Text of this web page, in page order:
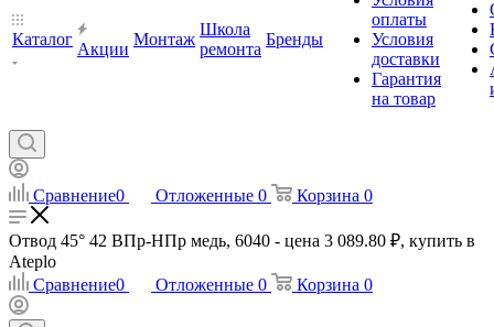
Каталог
Акции
Монтаж
Школа
ремонта
Бренды
оплаты
Условия
доставки
Гарантия
на товар
Сравнение0 Отложенные 0 Корзина 0
Отвод 45° 42 ВПр-HПр медь, 6040 - цена 3 089.80 ₽, купить в
Ateplo
Сравнение0 Отложенные 0 Корзина 0